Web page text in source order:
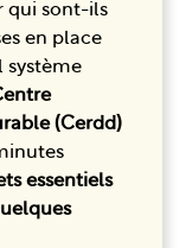
qui sont-ils
en place
système
(Cerdd)
essentiels